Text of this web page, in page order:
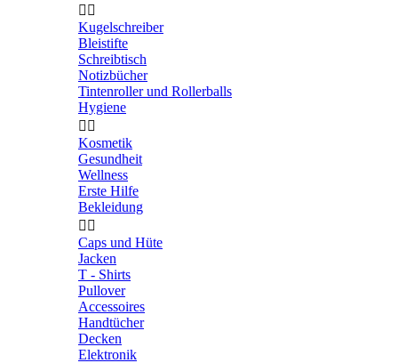
 
Kugelschreiber
Bleistifte
Schreibtisch
Notizbücher
Tintenroller und Rollerballs
Hygiene
 
Kosmetik
Gesundheit
Wellness
Erste Hilfe
Bekleidung
 
Caps und Hüte
Jacken
T - Shirts
Pullover
Accessoires
Handtücher
Decken
Elektronik